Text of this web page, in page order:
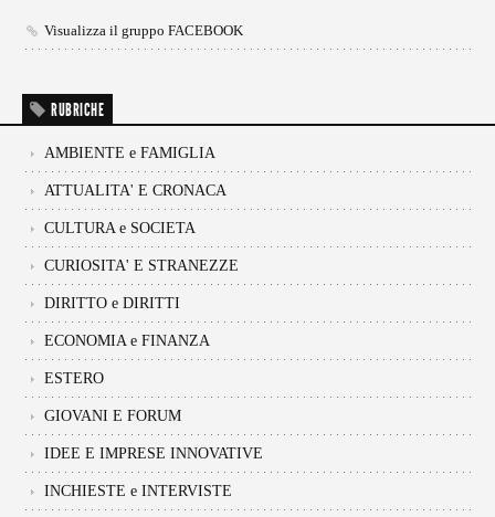
Visualizza il gruppo FACEBOOK
RUBRICHE
AMBIENTE e FAMIGLIA
ATTUALITA' E CRONACA
CULTURA e SOCIETA
CURIOSITA' E STRANEZZE
DIRITTO e DIRITTI
ECONOMIA e FINANZA
ESTERO
GIOVANI E FORUM
IDEE E IMPRESE INNOVATIVE
INCHIESTE e INTERVISTE